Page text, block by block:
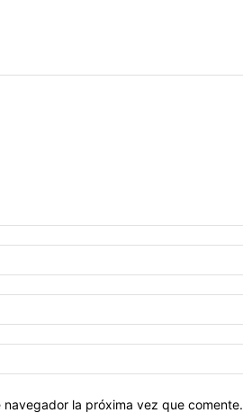
la próxima vez que comente.